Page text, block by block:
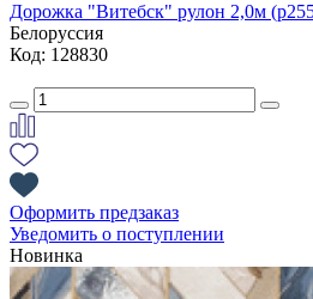
Дорожка "Витебск" рулон 2,0м
Белоруссия
Код: 128830
Оформить предзаказ
Уведомить о поступлении
Новинка